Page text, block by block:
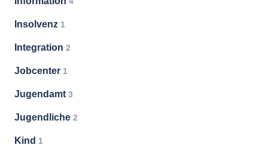
Insolvenz 1
Integration 2
Jobcenter 1
Jugendamt 3
Jugendliche 2
Kind 1